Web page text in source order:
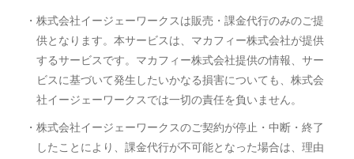
・株式会社イージェーワークスは販売・課金代行のみのご提
供となります。本サービスは、マカフィー株式会社が提供
するサービスです。マカフィー株式会社提供の情報、サー
ビスに基づいて発生したいかなる損害についても、株式会
社イージェーワークスでは一切の責任を負いません。
・株式会社イージェーワークスのご契約が停止・中断・終了
したことにより、課金代行が不可能となった場合は、理由